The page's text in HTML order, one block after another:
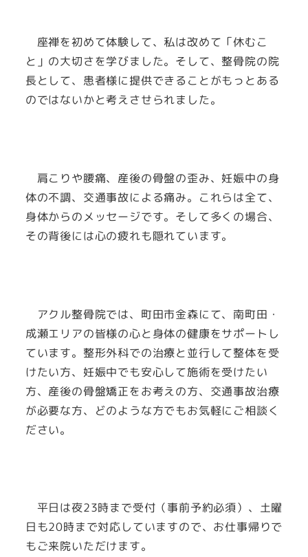
座禅を初めて体験して、私は改めて「休むこ
と」の大切さを学びました。そして、整骨院の院
長として、患者様に提供できることがもっとある
のではないかと考えさせられました。
肩こりや腰痛、産後の骨盤の歪み、妊娠中の身
体の不調、交通事故による痛み。これらは全て、
身体からのメッセージです。そして多くの場合、
その背後には心の疲れも隠れています。
アクル整骨院では、町田市金森にて、南町田・
成瀬エリアの皆様の心と身体の健康をサポートし
ています。整形外科での治療と並行して整体を受
けたい方、妊娠中でも安心して施術を受けたい
方、産後の骨盤矯正をお考えの方、交通事故治療
が必要な方、どのような方でもお気軽にご相談く
ださい。
平日は夜23時まで受付（事前予約必須）、土曜
日も20時まで対応していますので、お仕事帰りで
もご来院いただけます。